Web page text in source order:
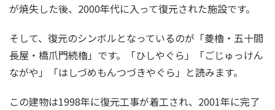
が焼失した後、2000年代に入って復元された施設です。
そして、復元のシンボルとなっているのが「菱櫓・五十間
長屋・橋爪門続櫓」です。「ひしやぐら」「ごじゅっけん
ながや」「はしづめもんつづきやぐら」と読みます。
この建物は1998年に復元工事が着工され、2001年に完了